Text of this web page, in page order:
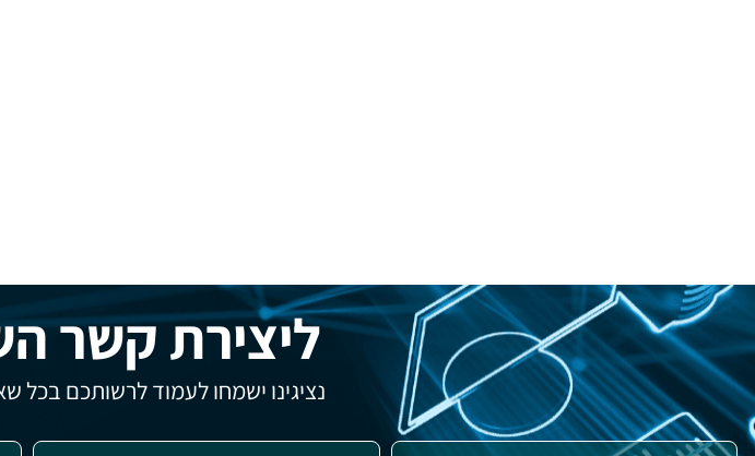
ליצירת קשר
נציגינו ישמחו לעמוד לרשותכם בכל